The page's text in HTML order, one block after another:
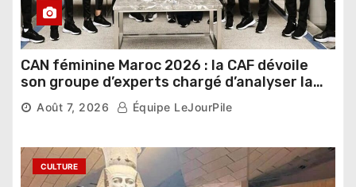
CAN féminine Maroc 2026 : la CAF dévoile
son groupe d’experts chargé d’analyser la
compétition
Août 7, 2026 Équipe LeJourPile
CULTURE